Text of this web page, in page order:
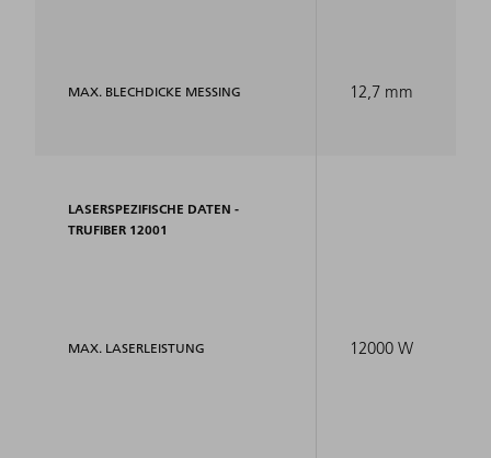
MAX. BLECHDICKE MESSING
LASERSPEZIFISCHE DATEN -
TRUFIBER 12001
MAX. LASERLEISTUNG
12,7 mm
12000 W